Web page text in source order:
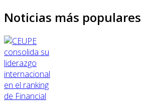
Noticias más populares